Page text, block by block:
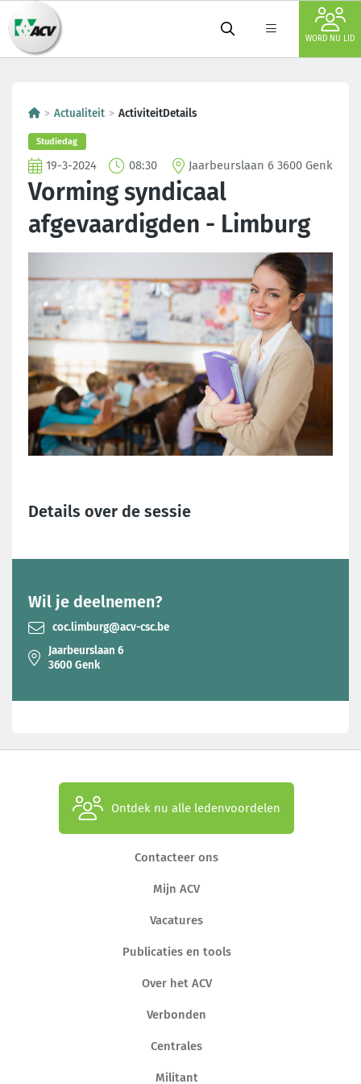
WORD NU LID
Actualiteit ActiviteitDetails
Studiedag
19-3-2024 08:30 Jaarbeurslaan 6 3600 Genk
Vorming syndicaal
afgevaardigden - Limburg
Details over de sessie
Wil je deelnemen?
coc.limburg@acv-csc.be
Jaarbeurslaan 6
3600 Genk
Ontdek nu alle ledenvoordelen
Contacteer ons
Mijn ACV
Vacatures
Publicaties en tools
Over het ACV
Verbonden
Centrales
Militant